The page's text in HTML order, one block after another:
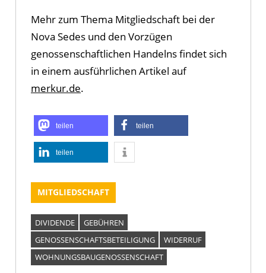
Mehr zum Thema Mitgliedschaft bei der
Nova Sedes und den Vorzügen
genossenschaftlichen Handelns findet sich
in einem ausführlichen Artikel auf
merkur.de.
teilen teilen
teilen
MITGLIEDSCHAFT
DIVIDENDE
GEBÜHREN
GENOSSENSCHAFTSBETEILIGUNG
WIDERRUF
WOHNUNGSBAUGENOSSENSCHAFT